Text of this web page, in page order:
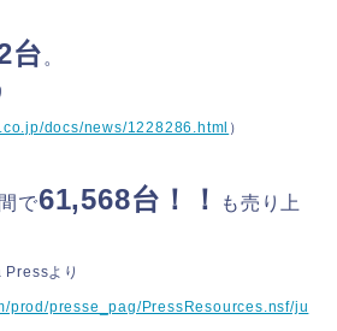
台 。
docs/news/1228286.html ）
で61,568台！！
も売り上
Pressより
prod/presse_pag/PressResources.nsf/ju